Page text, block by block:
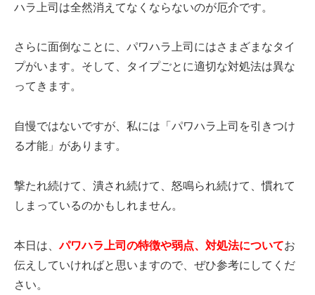
ハラ上司は全然消えてなくならないのが厄介です。
さらに面倒なことに、パワハラ上司にはさまざまなタイ
プがいます。そして、タイプごとに適切な対処法は異な
ってきます。
自慢ではないですが、私には「パワハラ上司を引きつけ
る才能」があります。
撃たれ続けて、潰され続けて、怒鳴られ続けて、慣れて
しまっているのかもしれません。
本日は、パワハラ上司の特徴や弱点、対処法についてお
伝えしていければと思いますので、ぜひ参考にしてくだ
さい。